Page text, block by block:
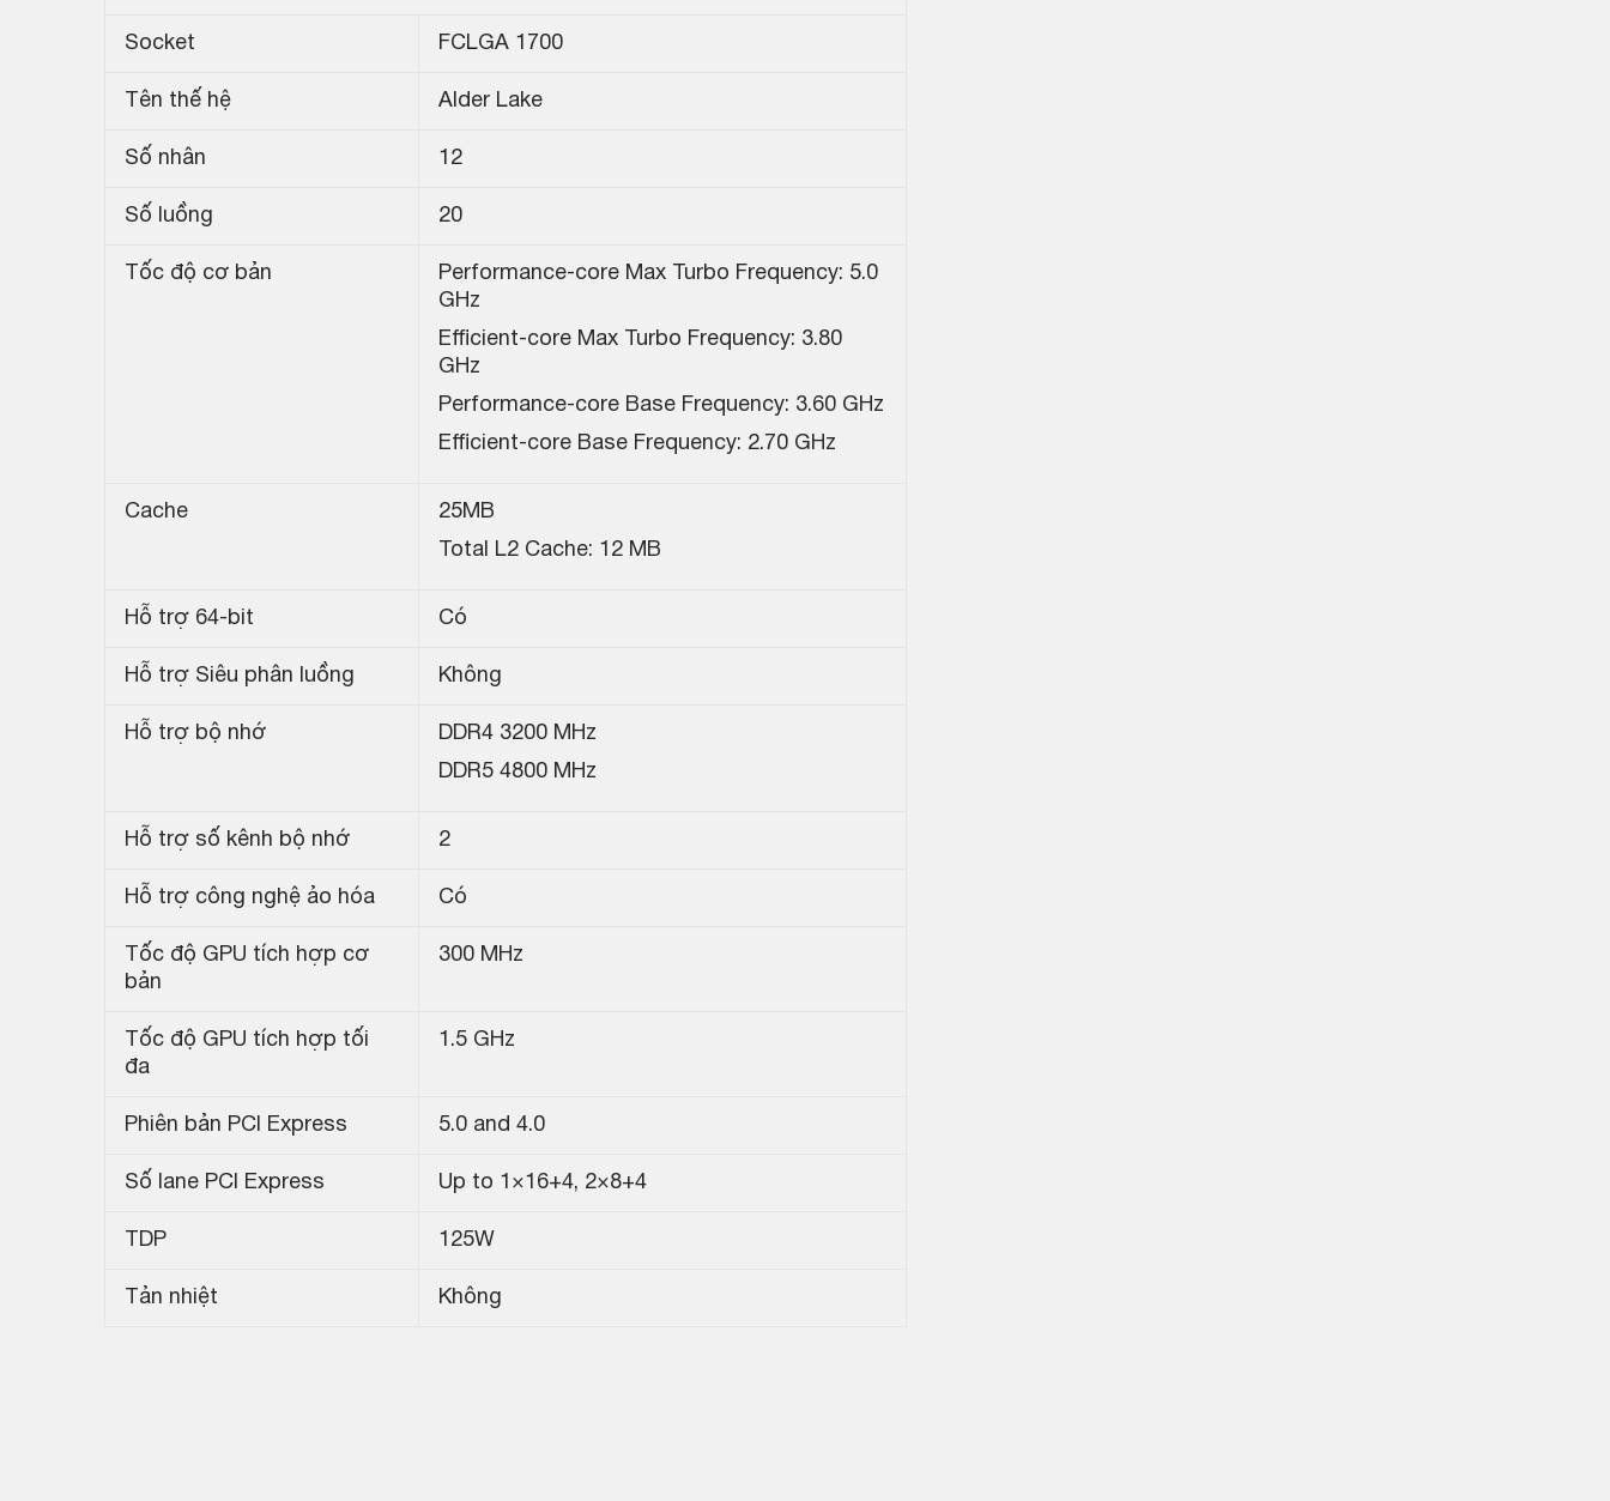
Socket FCLGA 1700
Tên thế hệ Alder Lake
Số nhân 12
Số luồng 20
Tốc độ cơ bản
Performance-core Max Turbo Frequency: 5.0
GHz
Efficient-core Max Turbo Frequency: 3.80
GHz
Performance-core Base Frequency: 3.60 GHz
Efficient-core Base Frequency: 2.70 GHz
Cache
25MB
Total L2 Cache: 12 MB
Hỗ trợ 64-bit Có
Hỗ trợ Siêu phân luồng Không
Hỗ trợ bộ nhớ
DDR4 3200 MHz
DDR5 4800 MHz
Hỗ trợ số kênh bộ nhớ 2
Hỗ trợ công nghệ ảo hóa Có
Tốc độ GPU tích hợp cơ
bản
300 MHz
Tốc độ GPU tích hợp tối
đa
1.5 GHz
Phiên bản PCI Express 5.0 and 4.0
Số lane PCI Express Up to 1×16+4, 2×8+4
TDP 125W
Tản nhiệt Không